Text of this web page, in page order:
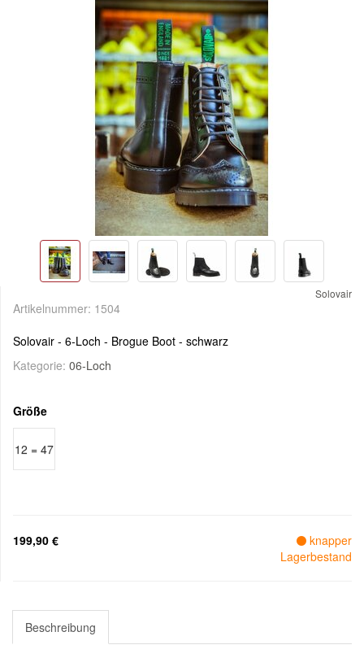
Solovair
Artikelnummer: 1504
Solovair - 6-Loch - Brogue Boot - schwarz
Kategorie: 06-Loch
Größe
12 = 47
199,90 €
knapper
Lagerbestand
Beschreibung